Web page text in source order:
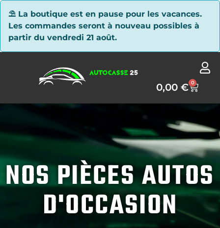
⛱ La boutique est en pause pour les vacances.
Les commandes seront à nouveau possibles à
partir du vendredi 21 août.
0,00€ 0
NOS PIÈCES AUTOS
D'OCCASION
Panneau de gestion des cookies